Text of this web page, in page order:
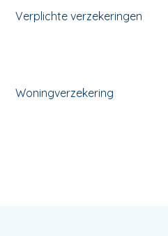
Verplichte verzekeringen
Woningverzekering